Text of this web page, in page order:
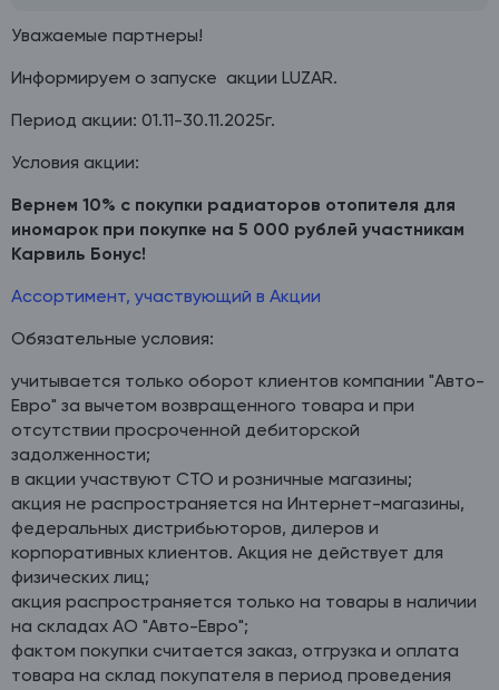
Уважаемые партнеры!
Информируем о запуске акции LUZAR.
Период акции: 01.11-30.11.2025г.
Условия акции:
Вернем 10% с покупки радиаторов отопителя для
иномарок при покупке на 5 000 рублей участникам
Карвиль Бонус!
Ассортимент, участвующий в Акции
Обязательные условия:
учитывается только оборот клиентов компании "Авто-
Евро" за вычетом возвращенного товара и при
отсутствии просроченной дебиторской
задолженности;
в акции участвуют СТО и розничные магазины;
акция не распространяется на Интернет-магазины,
федеральных дистрибьюторов, дилеров и
корпоративных клиентов. Акция не действует для
физических лиц;
акция распространяется только на товары в наличии
на складах АО "Авто-Евро";
фактом покупки считается заказ, отгрузка и оплата
товара на склад покупателя в период проведения